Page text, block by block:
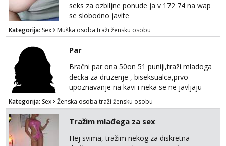
seks za ozbiljne ponude ja v 172 74 na wap
se slobodno javite
Kategorija: Sex Muška osoba traži žensku osobu
Par
Bračni par ona 50on 51 puniji,traži mladoga
decka za druzenje , biseksualca,prvo
upoznavanje na kavi i neka se ne javljaju
stariji od 30 godina
Kategorija: Sex Ženska osoba traži žensku osobu
Tražim mlađega za sex
Hej svima, tražim nekog za diskretna